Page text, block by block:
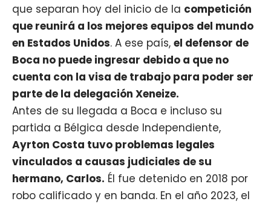
que separan hoy del inicio de la competición
que reunirá a los mejores equipos del mundo
en Estados Unidos. A ese país, el defensor de
Boca no puede ingresar debido a que no
cuenta con la visa de trabajo para poder ser
parte de la delegación Xeneize.
Antes de su llegada a Boca e incluso su
partida a Bélgica desde Independiente,
Ayrton Costa tuvo problemas legales
vinculados a causas judiciales de su
hermano, Carlos. Él fue detenido en 2018 por
robo calificado y en banda. En el año 2023, el